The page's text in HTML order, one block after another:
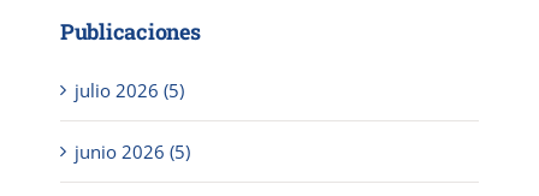
Publicaciones
julio 2026 (5)
junio 2026 (5)